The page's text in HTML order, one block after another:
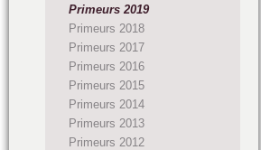
Primeurs 2019
Primeurs 2018
Primeurs 2017
Primeurs 2016
Primeurs 2015
Primeurs 2014
Primeurs 2013
Primeurs 2012